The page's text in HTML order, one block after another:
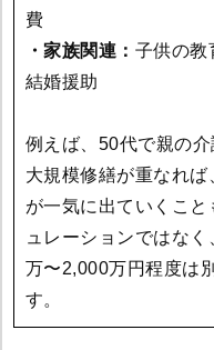
費
・家族関連： 子供の教
結婚援助
例えば、50代で親の
大規模修繕が重なれ
が一気に出ていくこと
ュレーションではな
万〜2,000万円程度は
す。